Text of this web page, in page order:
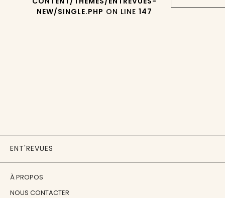
NEW/SINGLE.PHP ON LINE 147
ENT'REVUES
À PROPOS
NOUS CONTACTER